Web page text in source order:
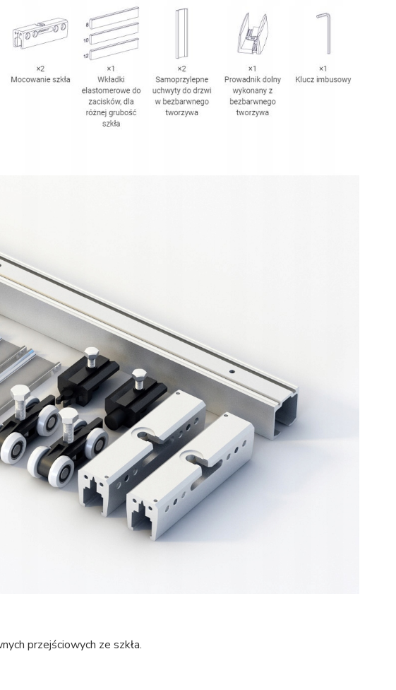
przejściowych ze szkła.